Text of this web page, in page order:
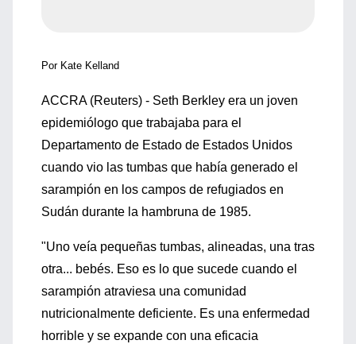
Por Kate Kelland
ACCRA (Reuters) - Seth Berkley era un joven
epidemiólogo que trabajaba para el
Departamento de Estado de Estados Unidos
cuando vio las tumbas que había generado el
sarampión en los campos de refugiados en
Sudán durante la hambruna de 1985.
"Uno veía pequeñas tumbas, alineadas, una tras
otra... bebés. Eso es lo que sucede cuando el
sarampión atraviesa una comunidad
nutricionalmente deficiente. Es una enfermedad
horrible y se expande con una eficacia